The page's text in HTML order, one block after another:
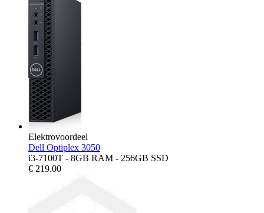
Elektrovoordeel
Dell Optiplex 3050
i3-7100T - 8GB RAM - 256GB SSD
€ 219.00